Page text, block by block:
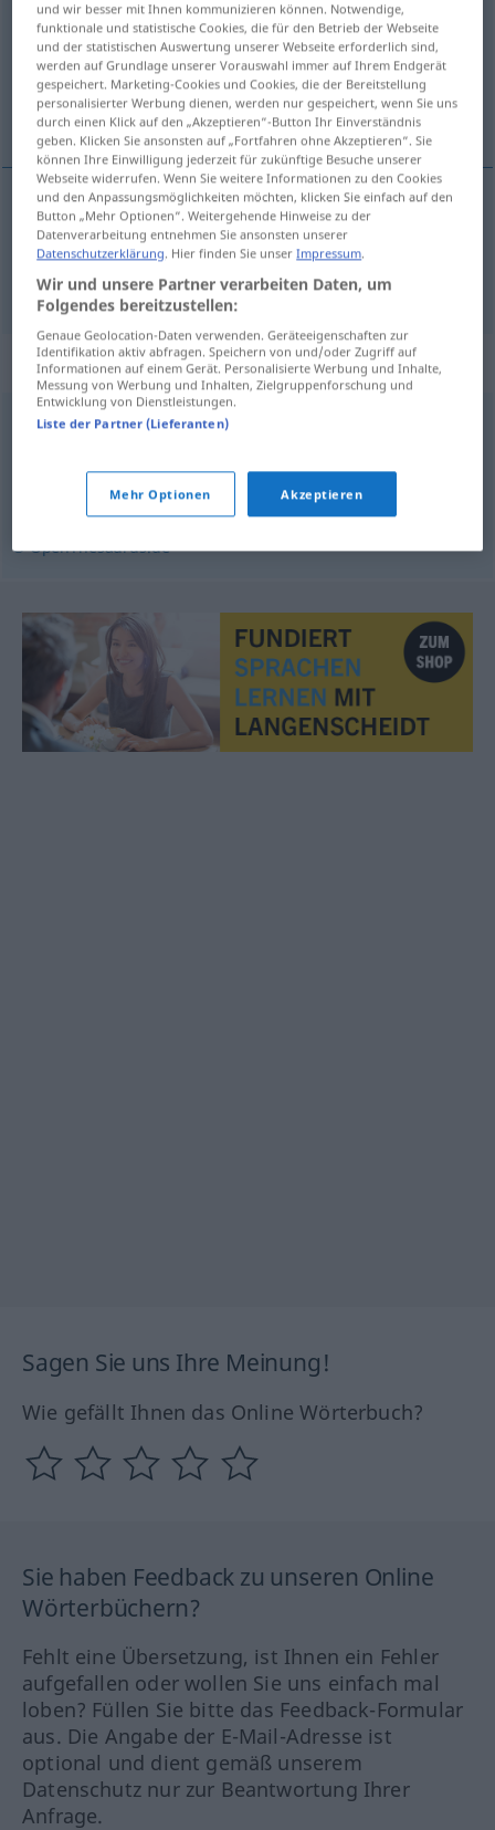
Übersicht aller Übersetzungen
(Für mehr Details die Übersetzung anklicken/antippen)
закључавати, затварати
закључавати absperrenTür
затварати absperrenStraße
Synonyme für "absperren"
verschließen,abschließen verriegeln
© OpenThesaurus.de
Sagen Sie uns Ihre Meinung!
Wie gefällt Ihnen das Online Wörterbuch?
Sie haben Feedback zu unseren Online
Wörterbüchern?
Fehlt eine Übersetzung, ist Ihnen ein Fehler
aufgefallen oder wollen Sie uns einfach mal
loben? Füllen Sie bitte das Feedback-Formular
aus. Die Angabe der E-Mail-Adresse ist
optional und dient gemäß unserem
Datenschutz nur zur Beantwortung Ihrer
Anfrage.
und wir besser mit Ihnen kommunizieren können. Notwendige,
funktionale und statistische Cookies, die für den Betrieb der Webseite
und der statistischen Auswertung unserer Webseite erforderlich sind,
werden auf Grundlage unserer Vorauswahl immer auf Ihrem Endgerät
gespeichert. Marketing-Cookies und Cookies, die der Bereitstellung
personalisierter Werbung dienen, werden nur gespeichert, wenn Sie uns
durch einen Klick auf den „Akzeptieren“-Button Ihr Einverständnis
geben. Klicken Sie ansonsten auf „Fortfahren ohne Akzeptieren“. Sie
können Ihre Einwilligung jederzeit für zukünftige Besuche unserer
Webseite widerrufen. Wenn Sie weitere Informationen zu den Cookies
und den Anpassungsmöglichkeiten möchten, klicken Sie einfach auf den
Button „Mehr Optionen“. Weitergehende Hinweise zu der
Datenverarbeitung entnehmen Sie ansonsten unserer
Datenschutzerklärung. Hier finden Sie unserImpressum.
Wir und unsere Partner verarbeiten Daten, um
Folgendes bereitzustellen:
Genaue Geolocation-Daten verwenden. Geräteeigenschaften zur
Identifikation aktiv abfragen. Speichern von und/oder Zugriff auf
Informationen auf einem Gerät. Personalisierte Werbung und Inhalte,
Messung von Werbung und Inhalten, Zielgruppenforschung und
Entwicklung von Dienstleistungen.
Liste der Partner (Lieferanten)
Mehr Optionen Akzeptieren